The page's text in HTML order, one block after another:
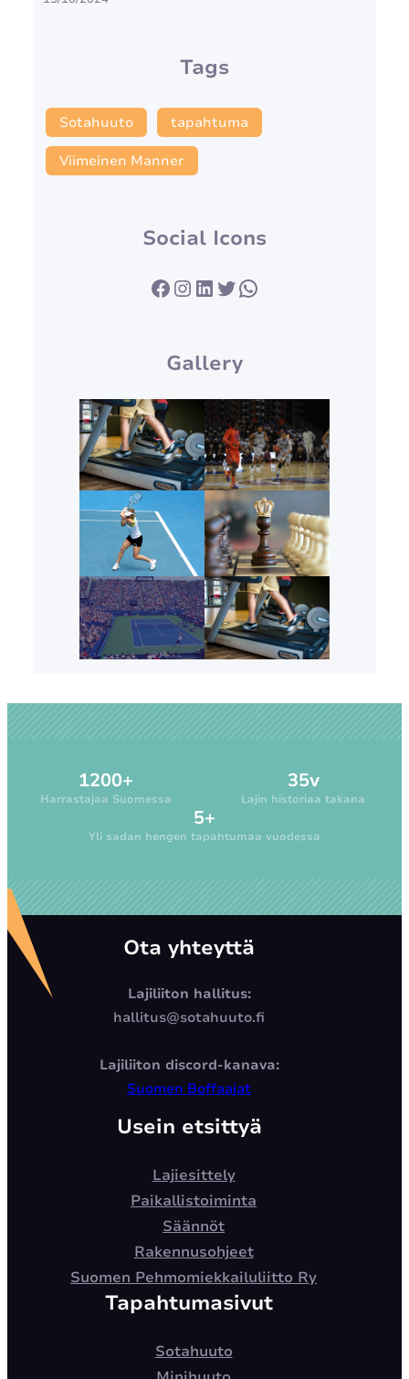
Tags
Sotahuuto tapahtuma
Viimeinen Manner
Social Icons
Facebook InstagramLinkedIn Twitter WhatsApp
Gallery
1200+
Harrastajaa Suomessa
35v
Lajin historiaa takana
5+
Yli sadan hengen tapahtumaa vuodessa
Ota yhteyttä
Lajiliiton hallitus:
hallitus@sotahuuto.fi
Lajiliiton discord-kanava:
Suomen Boffaajat
Usein etsittyä
Lajiesittely
Paikallistoiminta
Säännöt
Rakennusohjeet
Suomen Pehmomiekkailuliitto Ry
Tapahtumasivut
Sotahuuto